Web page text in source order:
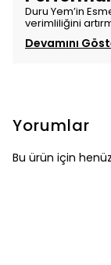
Duru Yem’in
verimliliğini
Devamını
Yorumlar
Bu ürün için